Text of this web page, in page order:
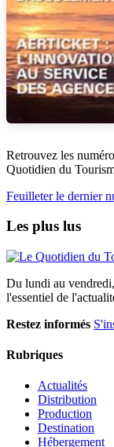
Retrouvez les
Quotidien du
Feuilleter le dernier
Les plus lus
Du lundi au
l'essentiel de
Restez informés
Rubriques
Actualités
Distribution
Production
Destination
Hébergement